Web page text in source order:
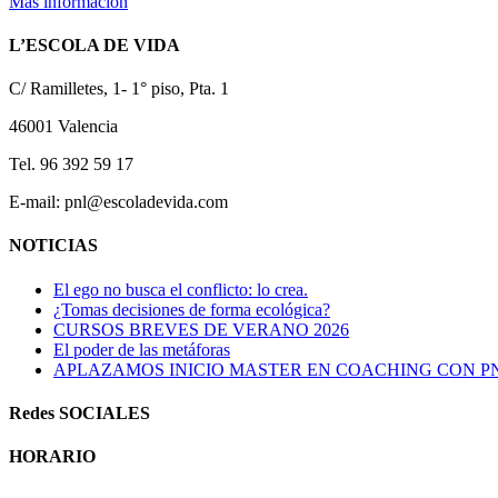
L’ESCOLA DE VIDA
C/ Ramilletes, 1- 1° piso, Pta. 1
46001 Valencia
Tel. 96 392 59 17
E-mail: pnl@escoladevida.com
NOTICIAS
El ego no busca el conflicto: lo crea.
¿Tomas decisiones de forma ecológica?
CURSOS BREVES DE VERANO 2026
El poder de las metáforas
APLAZAMOS INICIO MASTER EN COACHING CON
Redes SOCIALES
HORARIO